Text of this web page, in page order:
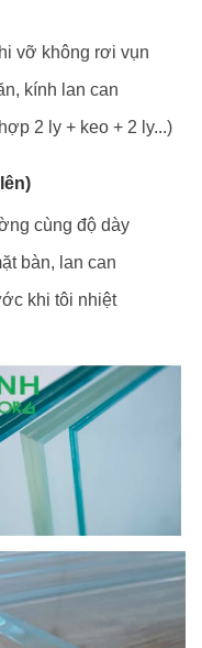
vỡ không rơi vụn
kính lan can
2 ly + keo + 2 ly...)
cùng độ dày
bàn, lan can
khi tôi nhiệt